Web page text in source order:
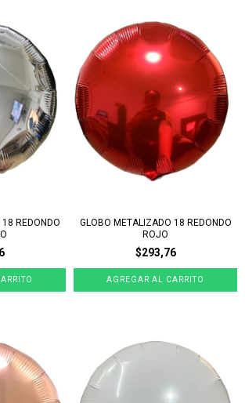
REDONDO
GLOBO METALIZADO 18 REDONDO
ROJO
$293,76